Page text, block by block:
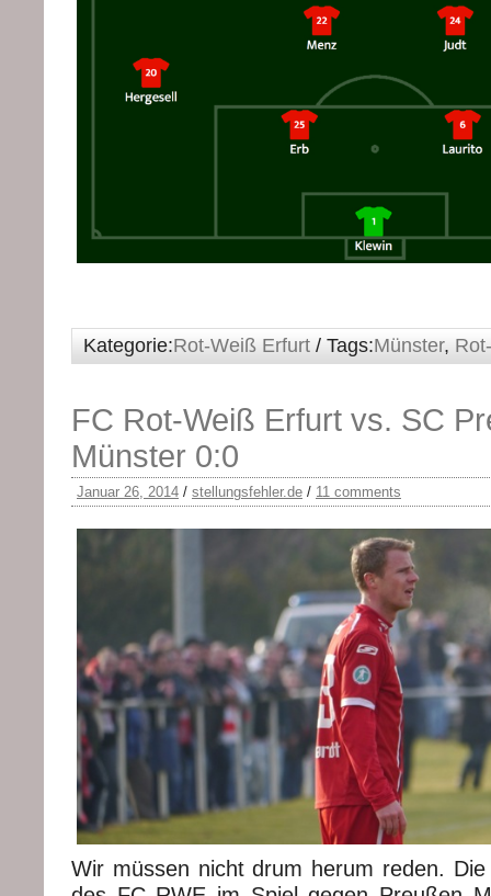
Kategorie:Rot-Weiß Erfurt / Tags:Münster,
FC Rot-Weiß Erfurt vs. SC
Münster 0:0
Januar 26, 2014 / stellungsfehler.de / 11 comments
Wir müssen nicht drum herum reden.